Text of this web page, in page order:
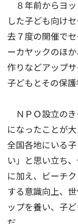
８年前からヨッ
した子ども向け
去７度の開催で
ーカヤックのほ
作りなどアップサ
子どもとその保護
ＮＰＯ設立のき
になったことが
全国各地にいる
い」と思い立ち
に加え、ビーチ
する意識向上、
ップを養い、子